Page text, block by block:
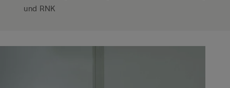
und RNK